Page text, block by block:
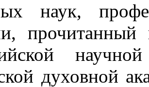
наук,
духовной